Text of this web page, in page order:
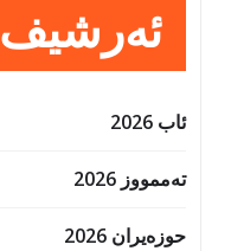
ئەرشیف
ئاب 2026
تەممووز 2026
حوزه‌یران 2026